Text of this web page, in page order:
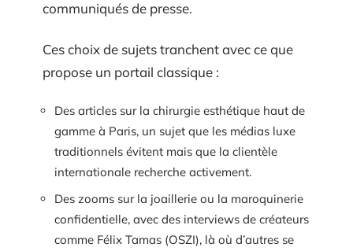
communiqués de presse.
Ces choix de sujets tranchent avec ce que
propose un portail classique :
Des articles sur la chirurgie esthétique haut de
gamme à Paris, un sujet que les médias luxe
traditionnels évitent mais que la clientèle
internationale recherche activement.
Des zooms sur la joaillerie ou la maroquinerie
confidentielle, avec des interviews de créateurs
comme Félix Tamas (OSZI), là où d’autres se